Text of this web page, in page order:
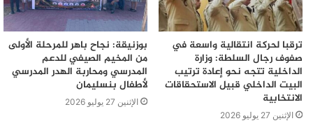
ترقبا لحركة انتقالية واسعة في
صفوف رجال السلطة: وزارة
الداخلية تتجه نحو إعادة ترتيب
البيت الداخلي قبيل الاستحقاقات
الانتخابية
الإثنين 27 يوليو 2026
بوزنيقة: نجاح باهر للمرحلة الأولى
من المخيم الصيفي للدعم
المدرسي ومحاربة الهدر المدرسي
لأطفال بنسليمان
الإثنين 27 يوليو 2026